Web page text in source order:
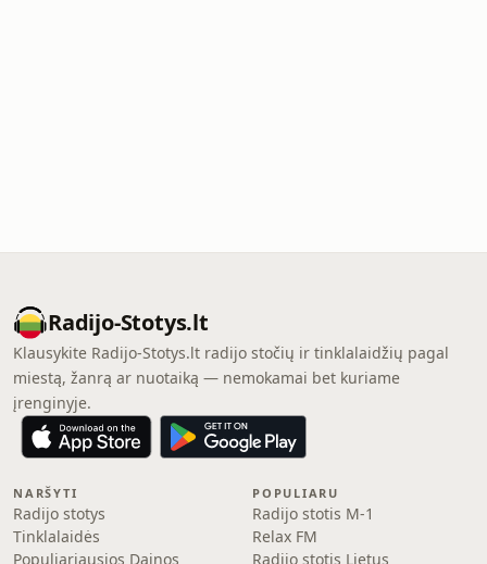
Radijo-Stotys.lt
Klausykite Radijo-Stotys.lt radijo stočių ir tinklalaidžių pagal
miestą, žanrą ar nuotaiką — nemokamai bet kuriame
įrenginyje.
NARŠYTI
Radijo stotys
Tinklalaidės
Populiariausios Dainos
POPULIARU
Radijo stotis M-1
Relax FM
Radijo stotis Lietus